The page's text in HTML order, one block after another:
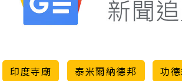
印度寺廟 泰米爾納德邦
功